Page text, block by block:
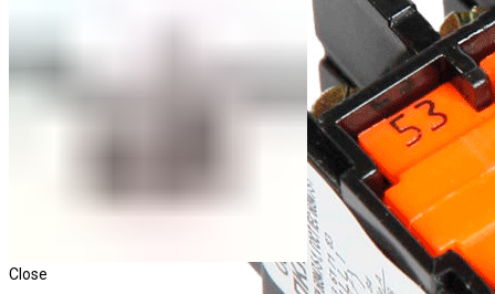
Close